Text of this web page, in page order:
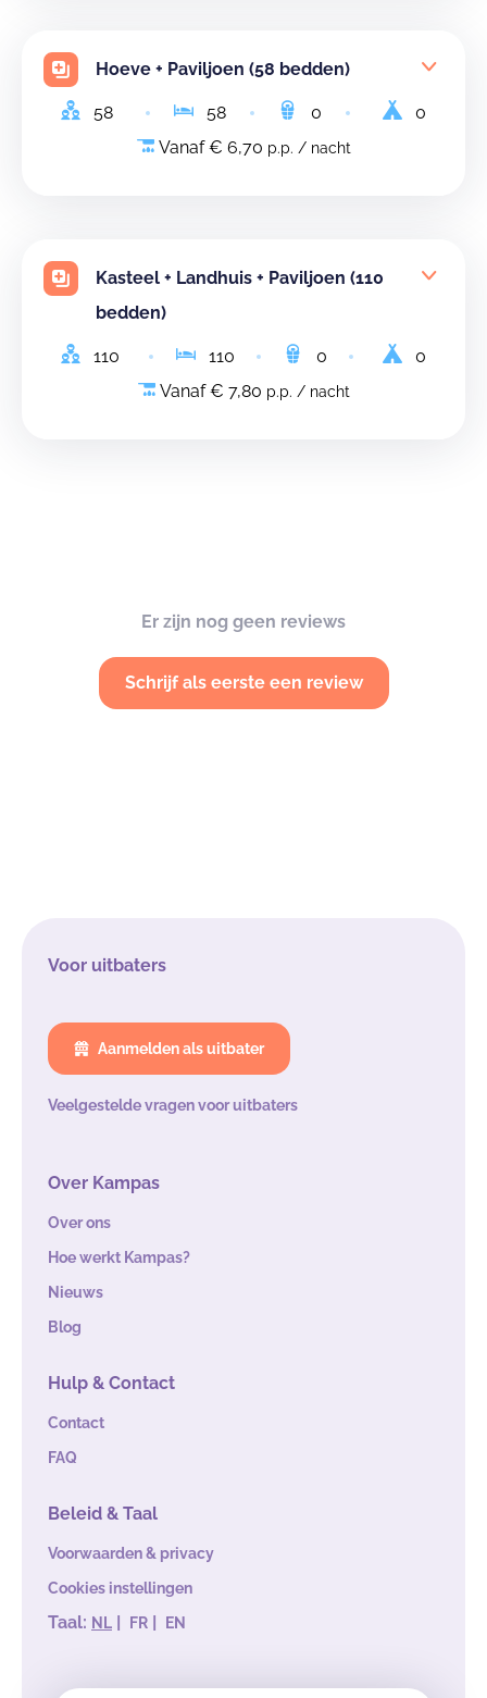
Hoeve + Paviljoen (58 bedden)
58 58 0
0
Vanaf € 6,70 p.p. / nacht
Kasteel + Landhuis + Paviljoen (110
bedden)
110 110 0
0
Vanaf € 7,80 p.p. / nacht
Er zijn nog geen reviews
Schrijf als eerste een review
Voor uitbaters
Aanmelden als uitbater
Veelgestelde vragen voor uitbaters
Over Kampas
Over ons
Hoe werkt Kampas?
Nieuws
Blog
Hulp & Contact
Contact
FAQ
Beleid & Taal
Voorwaarden & privacy
Cookies instellingen
Taal: NL | FR | EN